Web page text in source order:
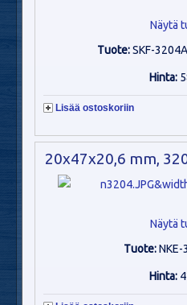
Näytä
Tuote:SKF-
Hinta:
Lisää ostoskoriin
20x47x20,6 mm,
Näytä
Tuote:NKE-
Hinta: